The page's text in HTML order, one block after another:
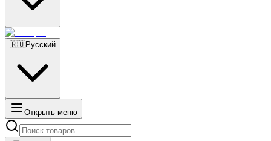
🇷🇺Русский
Открыть меню